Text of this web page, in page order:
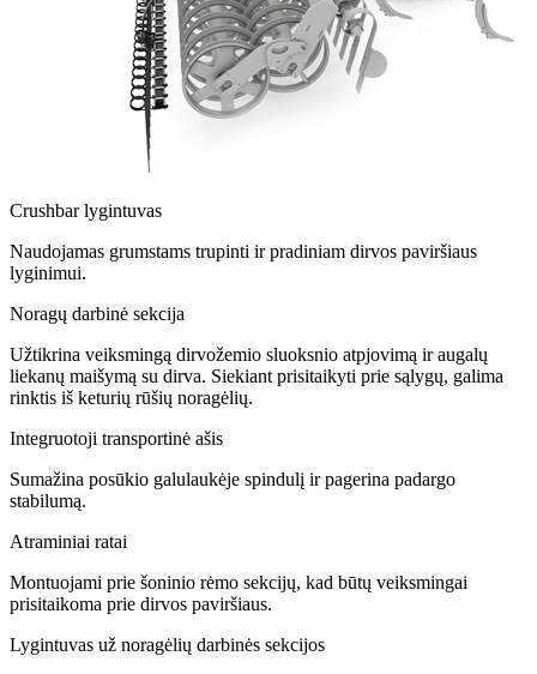
Crushbar lygintuvas
Naudojamas grumstams trupinti ir pradiniam dirvos paviršiaus
lyginimui.
Noragų darbinė sekcija
Užtikrina veiksmingą dirvožemio sluoksnio atpjovimą ir augalų
liekanų maišymą su dirva. Siekiant prisitaikyti prie sąlygų, galima
rinktis iš keturių rūšių noragėlių.
Integruotoji transportinė ašis
Sumažina posūkio galulaukėje spindulį ir pagerina padargo
stabilumą.
Atraminiai ratai
Montuojami prie šoninio rėmo sekcijų, kad būtų veiksmingai
prisitaikoma prie dirvos paviršiaus.
Lygintuvas už noragėlių darbinės sekcijos